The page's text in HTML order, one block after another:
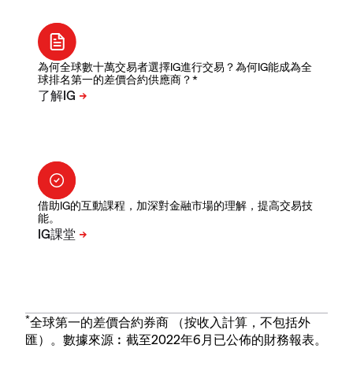
為何全球數十萬交易者選擇IG進行交易？為何IG能成為全
球排名第一的差價合約供應商？*
借助IG的互動課程，加深對金融市場的理解，提高交易技
能。
*全球第一的差價合約券商 （按收入計算，不包括外
匯）。數據來源︰截至2022年6月已公佈的財務報表。